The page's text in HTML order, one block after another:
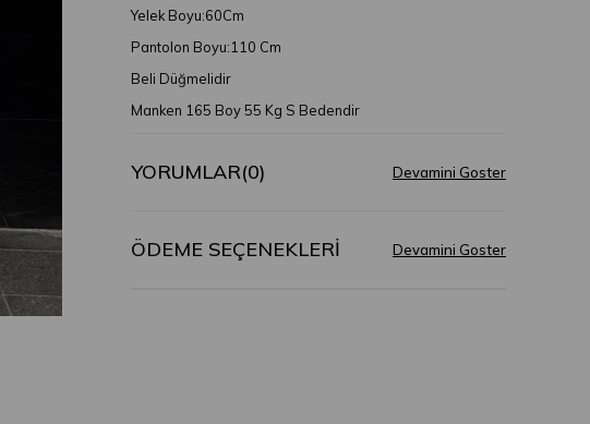
Yelek Boyu:60Cm
Pantolon Boyu:110 Cm
Beli Düğmelidir
Manken 165 Boy 55 Kg S Bedendir
YORUMLAR(0)
ÖDEME SEÇENEKLERI